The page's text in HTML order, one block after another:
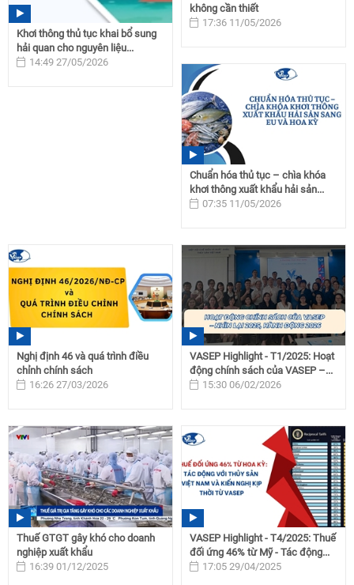
Khơi thông thủ tục khai bổ sung
hải quan cho nguyên liệu...
14:49 27/05/2026
không cần thiết
17:36 11/05/2026
Chuẩn hóa thủ tục – chìa khóa
khơi thông xuất khẩu hải sản...
07:35 11/05/2026
Nghị định 46 và quá trình điều
chỉnh chính sách
16:26 27/03/2026
VASEP Highlight - T1/2025: Hoạt
động chính sách của VASEP –...
15:30 06/02/2026
Thuế GTGT gây khó cho doanh
nghiệp xuất khẩu
16:39 01/12/2025
VASEP Highlight - T4/2025: Thuế
đối ứng 46% từ Mỹ - Tác động...
17:05 29/04/2025